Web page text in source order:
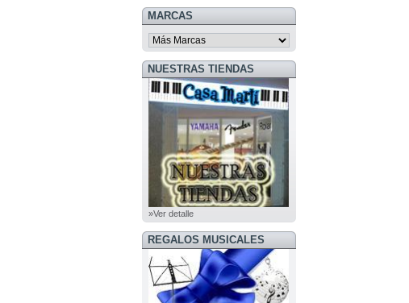
MARCAS
NUESTRAS TIENDAS
»Ver detalle
REGALOS MUSICALES